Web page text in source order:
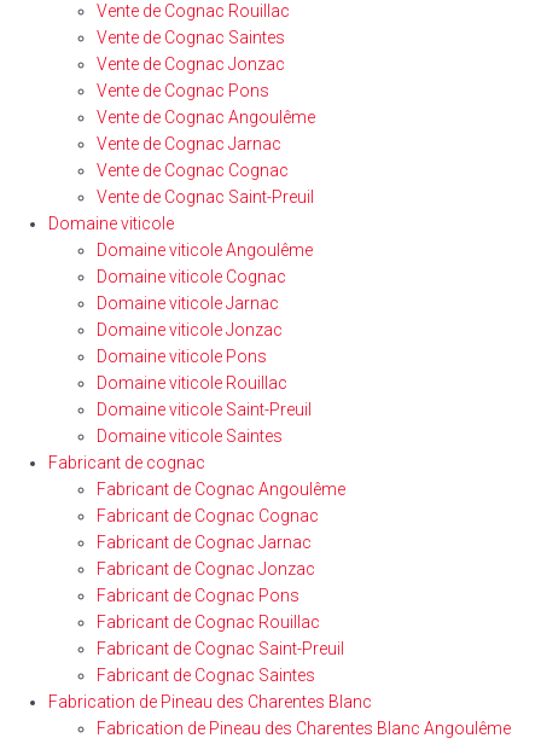
Vente de Cognac Rouillac
Vente de Cognac Saintes
Vente de Cognac Jonzac
Vente de Cognac Pons
Vente de Cognac Angoulême
Vente de Cognac Jarnac
Vente de Cognac Cognac
Vente de Cognac Saint-Preuil
Domaine viticole
Domaine viticole Angoulême
Domaine viticole Cognac
Domaine viticole Jarnac
Domaine viticole Jonzac
Domaine viticole Pons
Domaine viticole Rouillac
Domaine viticole Saint-Preuil
Domaine viticole Saintes
Fabricant de cognac
Fabricant de Cognac Angoulême
Fabricant de Cognac Cognac
Fabricant de Cognac Jarnac
Fabricant de Cognac Jonzac
Fabricant de Cognac Pons
Fabricant de Cognac Rouillac
Fabricant de Cognac Saint-Preuil
Fabricant de Cognac Saintes
Fabrication de Pineau des Charentes Blanc
Fabrication de Pineau des Charentes Blanc Angoulême